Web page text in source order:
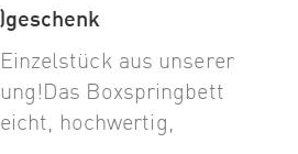
aus unserer
Boxspringbett
hochwertig,